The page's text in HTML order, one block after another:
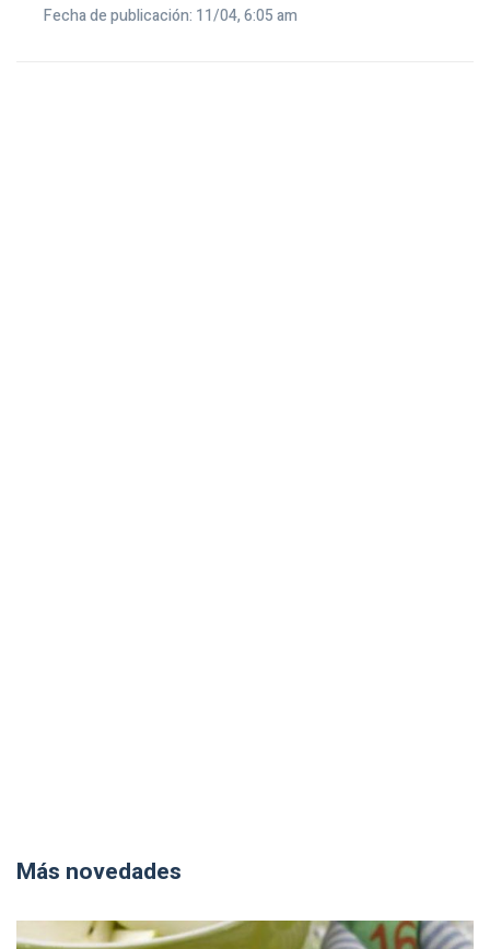
Fecha de publicación: 11/04, 6:05 am
Más novedades